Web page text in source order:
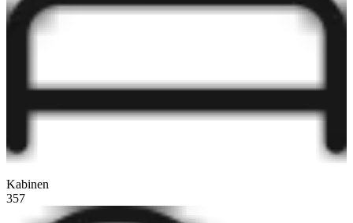
Kabinen
357